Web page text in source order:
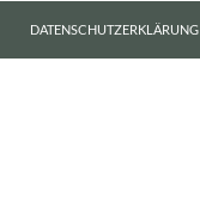
DATENSCHUTZERKLÄRUNG